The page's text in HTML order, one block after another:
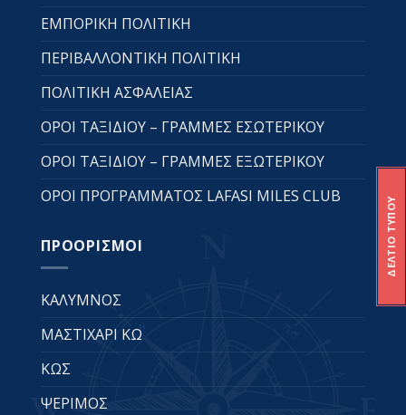
ΕΜΠΟΡΙΚΗ ΠΟΛΙΤΙΚΗ
ΠΕΡΙΒΑΛΛΟΝΤΙΚΗ ΠΟΛΙΤΙΚΗ
ΠΟΛΙΤΙΚΗ ΑΣΦΑΛΕΙΑΣ
ΟΡΟΙ ΤΑΞΙΔΙΟΥ – ΓΡΑΜΜΕΣ ΕΣΩΤΕΡΙΚΟΥ
ΟΡΟΙ ΤΑΞΙΔΙΟΥ – ΓΡΑΜΜΕΣ ΕΞΩΤΕΡΙΚΟΥ
ΟΡΟΙ ΠΡΟΓΡΑΜΜΑΤΟΣ LAFASI MILES CLUB
ΠΡΟΟΡΙΣΜΟΙ
ΚΑΛΥΜΝΟΣ
ΜΑΣΤΙΧΑΡΙ ΚΩ
ΚΩΣ
ΨΕΡΙΜΟΣ
ΔΕΛΤΙΟ ΤΥΠΟΥ